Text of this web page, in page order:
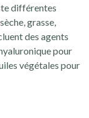
différentes
grasse,
des agents
pour
végétales pour